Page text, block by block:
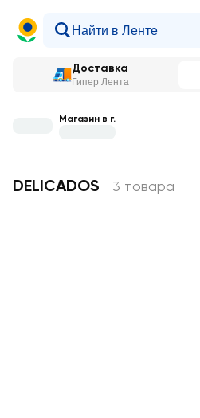
Доставка
Гипер Лента
Магазин в г.
DELICADOS 3 товара